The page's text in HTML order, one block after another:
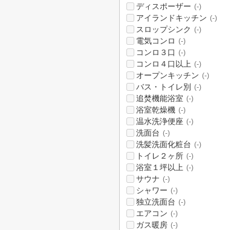
ディスポーザー (-)
アイランドキッチン (-)
スロップシンク (-)
電気コンロ (-)
コンロ３口 (-)
コンロ４口以上 (-)
オープンキッチン (-)
バス・トイレ別 (-)
追焚機能浴室 (-)
浴室乾燥機 (-)
温水洗浄便座 (-)
洗面台 (-)
洗髪洗面化粧台 (-)
トイレ２ヶ所 (-)
浴室１坪以上 (-)
サウナ (-)
シャワー (-)
独立洗面台 (-)
エアコン (-)
ガス暖房 (-)